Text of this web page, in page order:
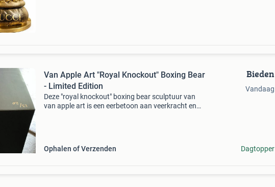
Van Apple Art "Royal Knockout" Boxing Bear
- Limited Edition
Deze "royal knockout" boxing bear sculptuur van
van apple art is een eerbetoon aan veerkracht en
Ophalen of Verzenden
Bieden
Vandaag
Dagtopper